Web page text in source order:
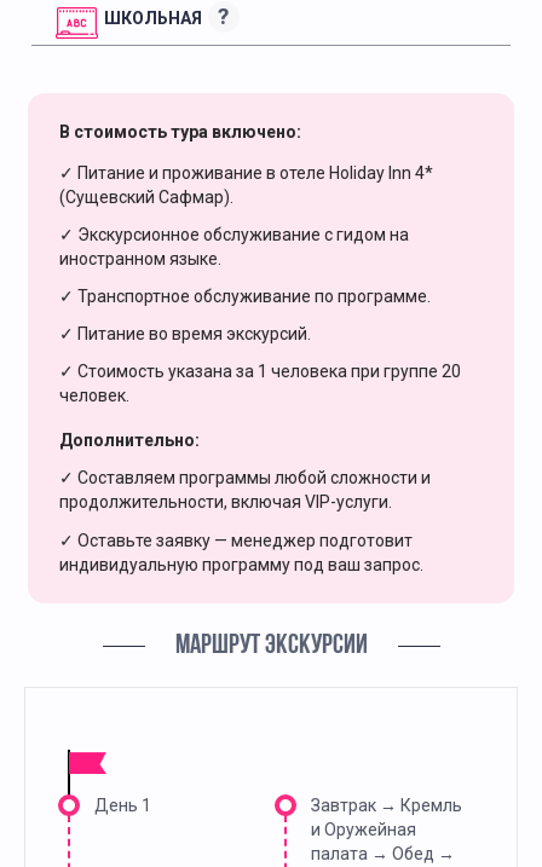
ШКОЛЬНАЯ ?
В стоимость тура включено:
✓ Питание и проживание в отеле Holiday Inn 4*
(Сущевский Сафмар).
✓ Экскурсионное обслуживание с гидом на
иностранном языке.
✓ Транспортное обслуживание по программе.
✓ Питание во время экскурсий.
✓ Стоимость указана за 1 человека при группе 20
человек.
Дополнительно:
✓ Составляем программы любой сложности и
продолжительности, включая VIP-услуги.
✓ Оставьте заявку — менеджер подготовит
индивидуальную программу под ваш запрос.
МАРШРУТ ЭКСКУРСИИ
День 1
Завтрак → Кремль
и Оружейная
палата → Обед →